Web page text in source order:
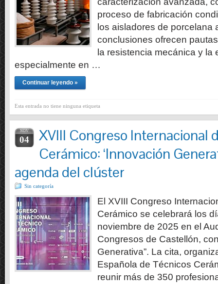
proceso de fabricación
los aisladores de porcelana
conclusiones ofrecen
la resistencia mecánica y la
especialmente en …
Continuar leyendo »
Esta entrada no tiene ninguna etiqueta
NOV
04
XVIII Congreso Internacional
Cerámico: ‘Innovación
agenda del clúster
Sin categoría
El XVIII Congreso
Cerámico se celebrará los
noviembre de 2025 en el
Congresos de Castellón,
Generativa”. La cita,
Española de Técnicos
reunir más de 350